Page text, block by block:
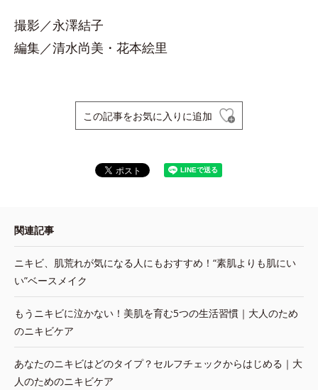
撮影／永澤結子
編集／清水尚美・花本絵里
この記事をお気に入りに追加
関連記事
ニキビ、肌荒れが気になる人にもおすすめ！“素肌よりも肌にい
い”ベースメイク
もうニキビに泣かない！美肌を育む5つの生活習慣｜大人のため
のニキビケア
あなたのニキビはどのタイプ？セルフチェックからはじめる｜大
人のためのニキビケア